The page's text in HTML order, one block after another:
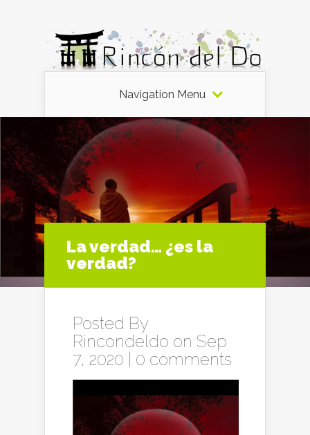
Navigation Menu
La verdad… ¿es la
verdad?
Posted By
Rincondeldo on Sep
7, 2020 | 0 comments